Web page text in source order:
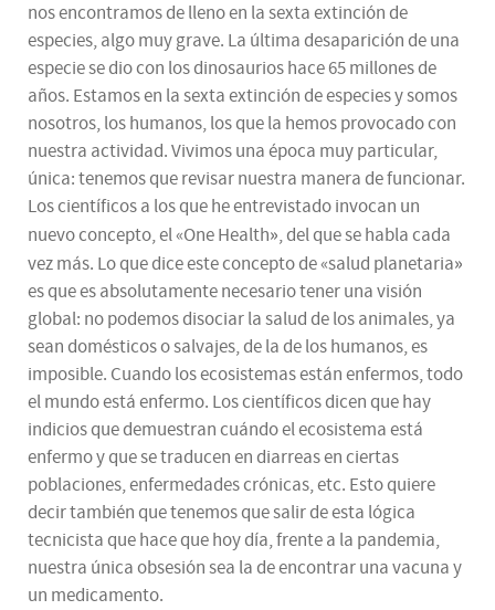
nos encontramos de lleno en la sexta extinción de
especies, algo muy grave. La última desaparición de una
especie se dio con los dinosaurios hace 65 millones de
años. Estamos en la sexta extinción de especies y somos
nosotros, los humanos, los que la hemos provocado con
nuestra actividad. Vivimos una época muy particular,
única: tenemos que revisar nuestra manera de funcionar.
Los científicos a los que he entrevistado invocan un
nuevo concepto, el «One Health», del que se habla cada
vez más. Lo que dice este concepto de «salud planetaria»
es que es absolutamente necesario tener una visión
global: no podemos disociar la salud de los animales, ya
sean domésticos o salvajes, de la de los humanos, es
imposible. Cuando los ecosistemas están enfermos, todo
el mundo está enfermo. Los científicos dicen que hay
indicios que demuestran cuándo el ecosistema está
enfermo y que se traducen en diarreas en ciertas
poblaciones, enfermedades crónicas, etc. Esto quiere
decir también que tenemos que salir de esta lógica
tecnicista que hace que hoy día, frente a la pandemia,
nuestra única obsesión sea la de encontrar una vacuna y
un medicamento.